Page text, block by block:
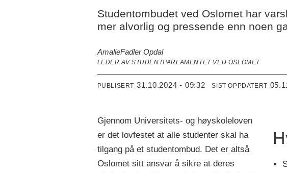
Studentombudet ved Oslomet har
mer alvorlig og pressende enn noen
AmalieFadler Opdal
LEDER AV STUDENTPARLAMENTET VED OSLOMET
PUBLISERT 31.10.2024 - 09:32 SIST OPPDATERT
Gjennom Universitets- og høyskoleloven
er det lovfestet at alle studenter skal ha
tilgang på et studentombud. Det er altså
Oslomet sitt ansvar å sikre at deres